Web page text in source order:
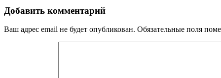
Добавить комментарий
Ваш адрес email не будет опубликован. Обязательные поля